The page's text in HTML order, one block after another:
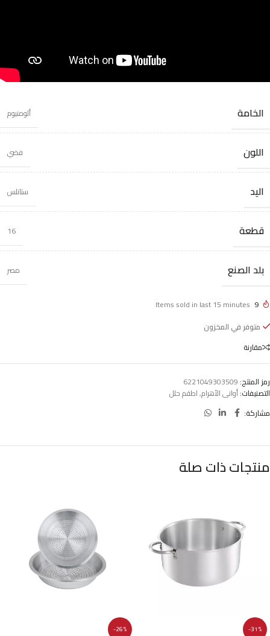
الخامة ألومنيوم
اللون فضي
اليد ستانلس
قطعة 16
بلد الصنع مصر
9
Items sold in last 15 minutes
متوفر في المخزون
مقارنة
رمز المنتج:6221049303509
التصنيفات:أوانى الأهرام,اطقم حلل
مشاركة:
منتجات ذات صلة
-31%
-26%